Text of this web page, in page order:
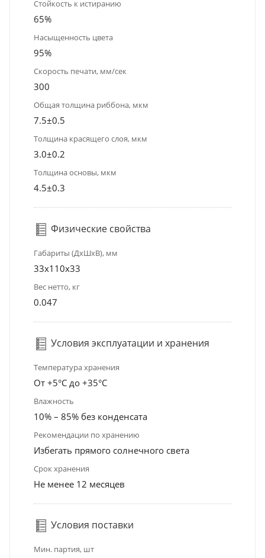
Стойкость к истиранию
65%
Насыщенность цвета
95%
Скорость печати, мм/сек
300
Общая толщина риббона, мкм
7.5±0.5
Толщина красящего слоя, мкм
3.0±0.2
Толщина основы, мкм
4.5±0.3
Физические свойства
Габариты (ДхШхВ), мм
33x110x33
Вес нетто, кг
0.047
Условия эксплуатации и хранения
Температура хранения
От +5°С до +35°С
Влажность
10% – 85% без конденсата
Рекомендации по хранению
Избегать прямого солнечного света
Срок хранения
Не менее 12 месяцев
Условия поставки
Мин. партия, шт